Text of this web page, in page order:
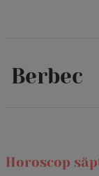
Berbec
Horoscop